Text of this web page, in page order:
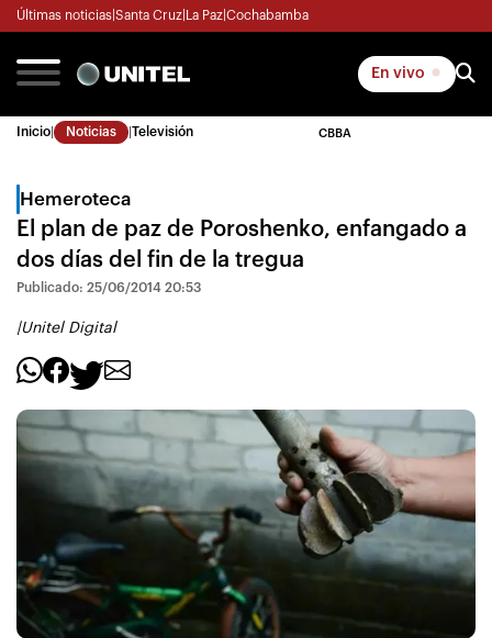
Últimas noticias Santa Cruz La Paz Cochabamba
En vivo
Inicio Noticias Televisión CBBA
Hemeroteca
El plan de paz de Poroshenko, enfangado a
dos días del fin de la tregua
Publicado: 25/06/2014 20:53
|Unitel Digital